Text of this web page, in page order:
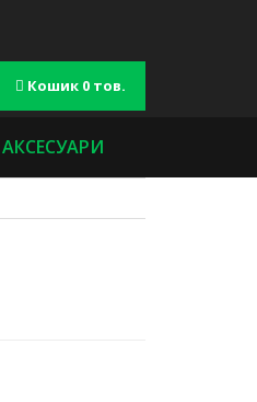
Кошик 0 тов.
АКСЕСУАРИ